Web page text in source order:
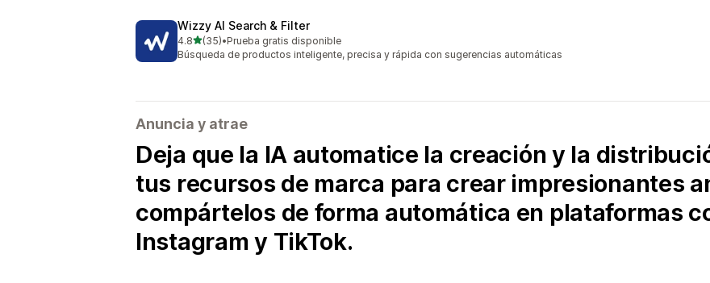
Wizzy AI Search & Filter
4.8de 5 estrellas
(35)
35 reseñas en total
•Prueba gratis disponible
Búsqueda de productos inteligente, precisa y rápida con sugerencias automáticas
Anuncia y atrae
Deja que la IA automatice la creación y la
tus recursos de marca para crear impresionantes
compártelos de forma automática en plataformas
Instagram y TikTok.